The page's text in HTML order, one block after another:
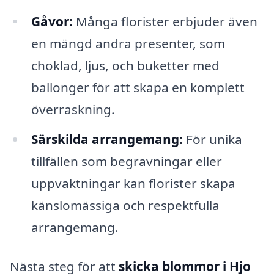
Gåvor: Många florister erbjuder även
en mängd andra presenter, som
choklad, ljus, och buketter med
ballonger för att skapa en komplett
överraskning.
Särskilda arrangemang: För unika
tillfällen som begravningar eller
uppvaktningar kan florister skapa
känslomässiga och respektfulla
arrangemang.
Nästa steg för att skicka blommor i Hjo